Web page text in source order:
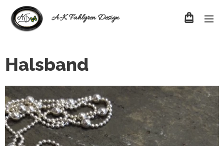
A-K Fahlgren Design
Halsband